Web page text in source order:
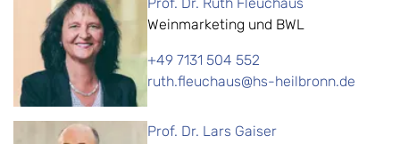
Weinmarketing und BWL
+49 7131 504 552
ruth.fleuchaus@hs-heilbronn.de
Prof. Dr. Lars Gaiser